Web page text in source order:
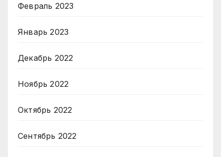
Февраль 2023
Январь 2023
Декабрь 2022
Ноябрь 2022
Октябрь 2022
Сентябрь 2022